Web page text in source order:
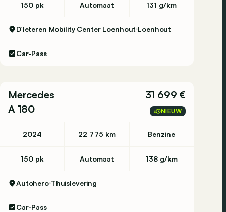
150 pk Automaat 131 g/km
D’Ieteren Mobility Center Loenhout Loenhout
Car-Pass
Mercedes
A 180
31 699 €
NIEUW
2024 22 775 km Benzine
150 pk Automaat 138 g/km
Autohero Thuislevering
Car-Pass